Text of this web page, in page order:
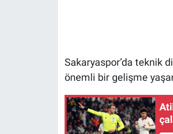
Sakaryaspor’da teknik
önemli bir gelişme